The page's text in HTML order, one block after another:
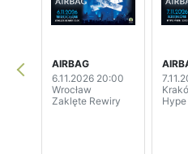
AIRBAG
6.11.2026 20:00
Wrocław
Zaklęte Rewiry